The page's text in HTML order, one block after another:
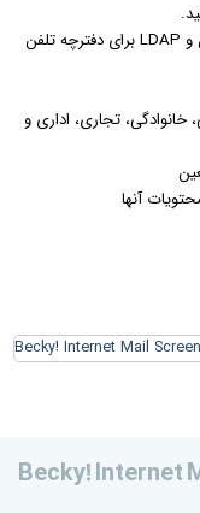
و LDAP برای دفترچه تلفن
تجاری، اداری و
آنها
Becky! Internet